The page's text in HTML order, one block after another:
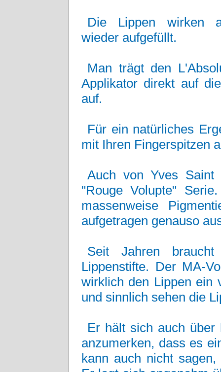
Die Lippen wirken
wieder aufgefüllt.
Man trägt den
Applikator direkt auf
auf.
Für ein natürliches
mit Ihren Fingerspitzen
Auch von Yves
"Rouge Volupte"
massenweise
aufgetragen genauso
Seit Jahren
Lippenstifte. Der MA-
wirklich den Lippen ein
und sinnlich sehen die
Er hält sich auch über
anzumerken, dass es
kann auch nicht